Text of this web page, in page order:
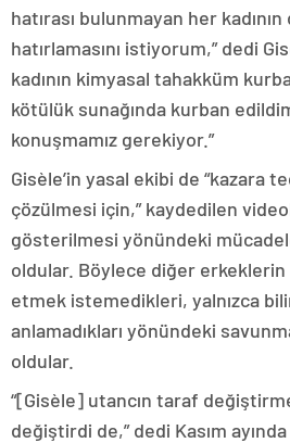
hatırası bulunmayan her
hatırlamasını istiyorum,” dedi
kadının kimyasal tahakküm
kötülük sunağında kurban
konuşmamız gerekiyor.”
Gisèle’in yasal ekibi de “kazara
çözülmesi için,” kaydedilen
gösterilmesi yönündeki
oldular. Böylece diğer erkeklerin
etmek istemedikleri, yalnızca
anlamadıkları yönündeki
oldular.
“[Gisèle] utancın taraf
değiştirdi de,” dedi Kasım